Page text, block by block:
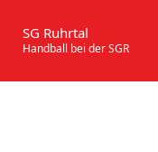
Inhalt
springen
SG Ruhrtal
Handball bei der SGR